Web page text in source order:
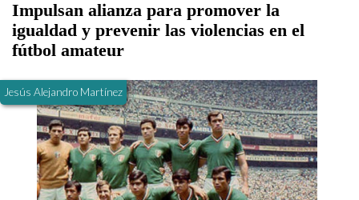
Impulsan alianza para promover la
igualdad y prevenir las violencias en el
fútbol amateur
Jesús Alejandro Martínez